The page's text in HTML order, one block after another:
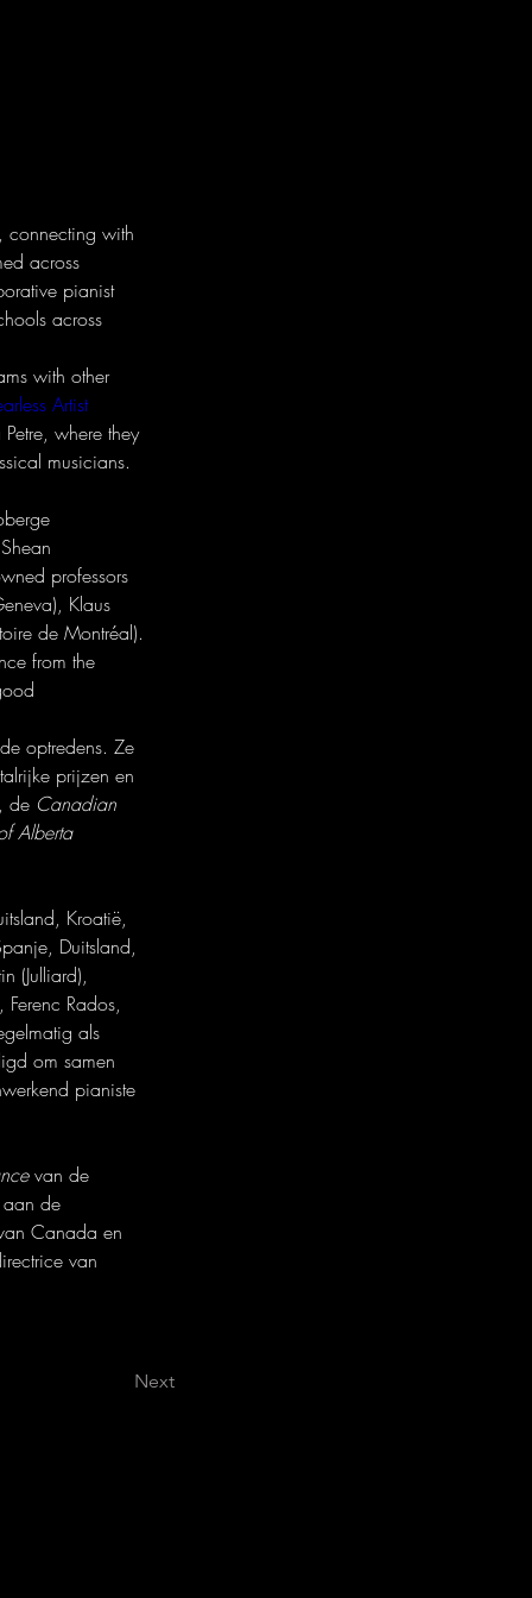
connecting with
across
pianist
across
with other
Artist
where they
musicians.
professors
Klaus
de Montréal).
from the
optredens. Ze
prijzen en
de Canadian
Alberta
Kroatië,
Duitsland,
(Julliard),
Rados,
als
om samen
pianiste
van de
aan de
Canada en
van
Next